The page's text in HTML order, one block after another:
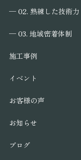
─ 02. 熟練した技術力
─ 03. 地域密着体制
施工事例
イベント
お客様の声
お知らせ
ブログ